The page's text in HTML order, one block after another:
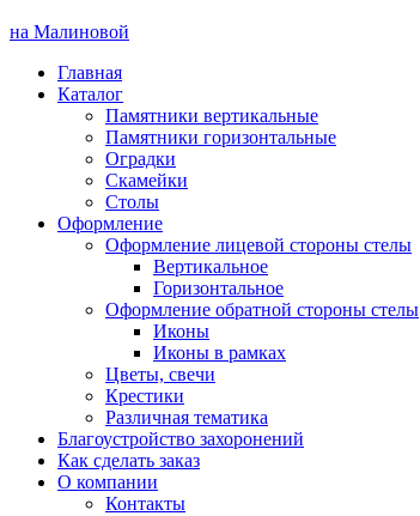
на Малиновой
Главная
Каталог
Памятники вертикальные
Памятники горизонтальные
Оградки
Скамейки
Столы
Оформление
Оформление лицевой стороны стелы
Вертикальное
Горизонтальное
Оформление обратной стороны стелы
Иконы
Иконы в рамках
Цветы, свечи
Крестики
Различная тематика
Благоустройство захоронений
Как сделать заказ
О компании
Контакты